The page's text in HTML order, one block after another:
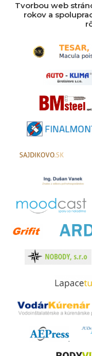
Tvorbou web
rokov a